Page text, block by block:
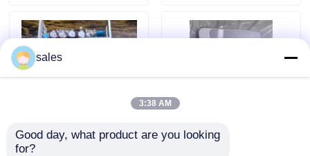
আমাদের সাথে যোগাযোগ
উদ্ধৃতির জন্য আবেদন
রোগীর মনিটর মডিউল
পাওয়ার সাপ্লাই বোর্ড জিই
sales
3:38 AM
Good day, what product are you looking
for?